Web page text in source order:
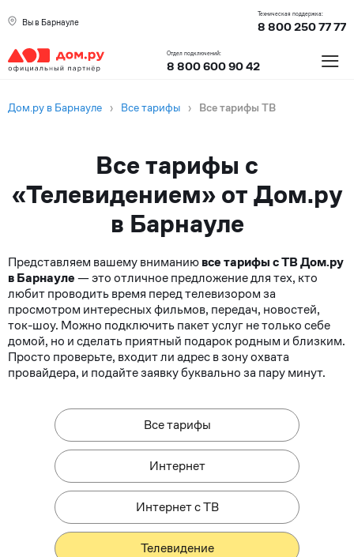
Вы в Барнауле
Техническая поддержка:
8 800 250 77 77
Отдел подключений:
8 800 600 90 42 ≡
Дом.ру в Барнауле › Все тарифы › Все тарифы ТВ
Все тарифы с
«Телевидением» от Дом.ру
в Барнауле
Представляем вашему вниманиювсе тарифы с ТВ Дом.ру
в Барнауле— это отличное предложение для тех, кто
любит проводить время перед телевизором за
просмотром интересных фильмов, передач, новостей,
ток-шоу. Можно подключить пакет услуг не только себе
домой, но и сделать приятный подарок родным и близким.
Просто проверьте, входит ли адрес в зону охвата
провайдера, и подайте заявку буквально за пару минут.
Все тарифы
Интернет
Интернет с ТВ
Телевидение